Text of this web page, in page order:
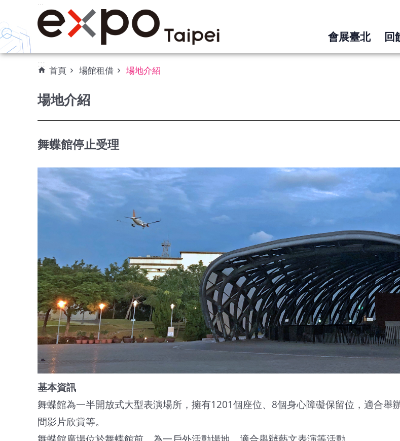
跳到主要內容區塊
:::
會展臺北 回
:::
首頁 場館租借 場地介紹
場地介紹
舞蝶館停止受理
基本資訊
舞蝶館為一半開放式大型表演場所，擁有1201個座位、8個身心障礙保留位，適合
間影片欣賞等。